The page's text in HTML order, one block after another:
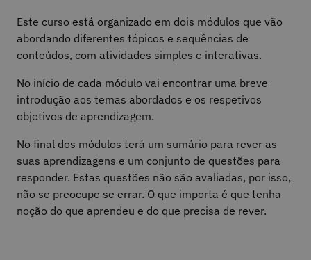
Este curso está organizado em dois módulos que vão
abordando diferentes tópicos e sequências de
conteúdos, com atividades simples e interativas.
No início de cada módulo vai encontrar uma breve
introdução aos temas abordados e os respetivos
objetivos de aprendizagem.
No final dos módulos terá um sumário para rever as
suas aprendizagens e um conjunto de questões para
responder. Estas questões não são avaliadas, por isso,
não se preocupe se errar. O que importa é que tenha
noção do que aprendeu e do que precisa de rever.